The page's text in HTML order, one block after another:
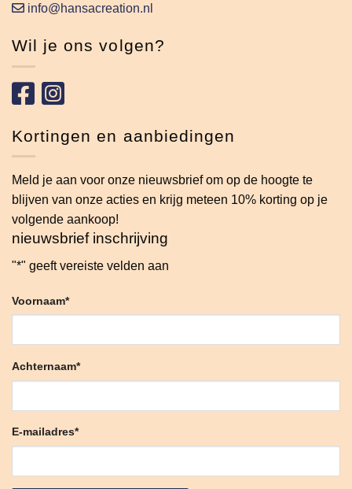
info@hansacreation.nl
Wil je ons volgen?
Kortingen en aanbiedingen
Meld je aan voor onze nieuwsbrief om op de hoogte te
blijven van onze acties en krijg meteen 10% korting op je
volgende aankoop!
nieuwsbrief inschrijving
"*" geeft vereiste velden aan
Voornaam*
Achternaam*
E-mailadres*